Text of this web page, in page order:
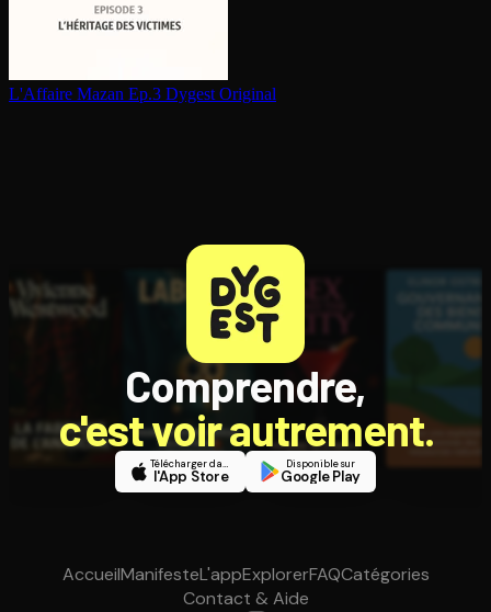
L'Affaire Mazan Ep.3 Dygest Original
Comprendre,
c'est voir autrement.
Télécharger dans
l'App Store
Disponible sur
Google Play
AccueilManifesteL'appExplorerFAQCatégories
Contact & Aide